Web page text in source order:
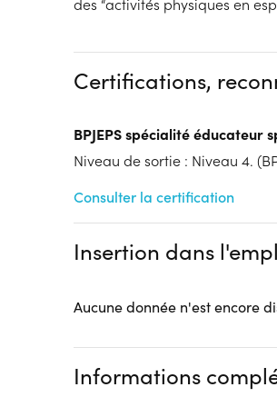
Dispositif
FC
Tarif : N.C.
Lieu de formation
11 Rue de l'Yser
59139 Wattignies
Accueil sur le lieu de
Accès handicap :Référent
Hébergement :
Pas
Pas de
des “activités physiques en
Certifications,
BPJEPS spécialité éducateur
Niveau de sortie : Niveau 4.
Consulter la certification
Insertion dans
Aucune donnée n'est encore
Informations